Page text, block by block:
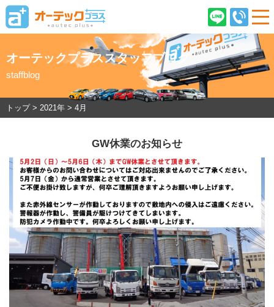
ご契約後のお客様へ 店舗情報
企業情報 採用情報
在庫車情報
ご購入の流れ
オーテック安心保証
車検・ピットサービス
買取無料査定
オーテックプラススタッフブログ
staffblog
トップ> 2021年 > 4月
GW休業のお知らせ